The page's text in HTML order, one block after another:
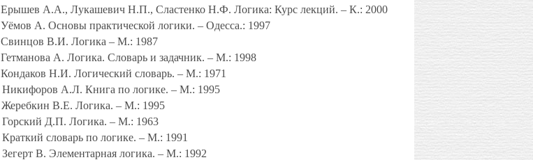
Ерышев А.А., Лукашевич Н.П., Сластенко Н.Ф. Логика: Курс лекций. – К.: 2000
Уёмов А. Основы практической логики. – Одесса.: 1997
Свинцов В.И. Логика – М.: 1987
Гетманова А. Логика. Словарь и задачник. – М.: 1998
Кондаков Н.И. Логический словарь. – М.: 1971
Никифоров А.Л. Книга по логике. – М.: 1995
Жеребкин В.Е. Логика. – М.: 1995
Горский Д.П. Логика. – М.: 1963
Краткий словарь по логике. – М.: 1991
Зегерт В. Элементарная логика. – М.: 1992